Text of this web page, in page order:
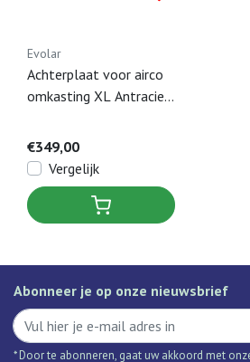
Evolar
Achterplaat voor airco
omkasting XL Antraciet
€349,00
Vergelijk
Abonneer je op onze nieuwsbrief
* Door te abonneren, gaat uw akkoord met